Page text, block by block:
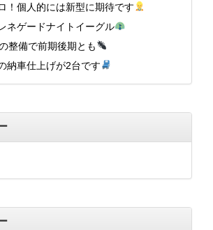
！個人的には新型に期待です
ネゲードナイトイーグル
整備で前期後期とも
納車仕上げが2台です